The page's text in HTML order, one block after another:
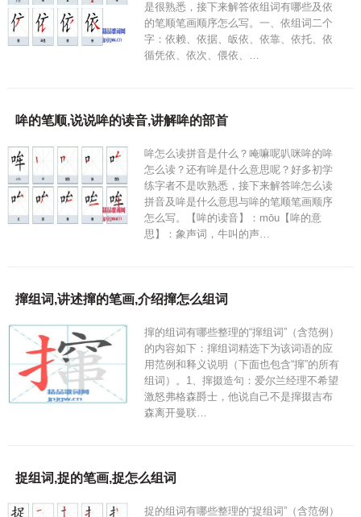
是很熟悉，接下来解答依组词有哪些及依
的笔顺笔画顺序怎么写。一、依组词二个
字：依赖、依据、皈依、依靠、依托、依
循凭依、依次、偎依、…
哞的笔顺,说说哞的读音,讲解哞的部首
哞怎么读拼音是什么？唵嘛呢叭咪哞的哞
怎么读？还有哞是什么意思呢？好多初学
练字者不是吹熟悉，接下来解答哞怎么读
拼音及哞是什么意思与哞的笔顺笔画顺序
怎么写。【哞的读音】：mōu【哞的意
思】：象声词，牛叫的声…
撺组词,讲述撺的笔画,介绍撺怎么组词
撺的组词有哪些整理的“撺组词”（含范例）
的内容如下：撺组词精选下为该词语的应
用范例和释义说明（下面也包含“撺”的所有
组词）。1、撺掇造句：爱尔兰经理不希望
激怒弗格森爵士，他说自己不是撺掇吉布
森离开曼联…
捉组词,捉的笔画,捉怎么组词
捉的组词有哪些整理的“捉组词”（含范例）